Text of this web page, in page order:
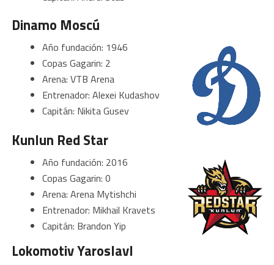
Dinamo Moscú
Año fundación: 1946
Copas Gagarin: 2
Arena: VTB Arena
Entrenador: Alexei Kudashov
Capitán: Nikita Gusev
Kunlun Red Star
Año fundación: 2016
Copas Gagarin: 0
Arena: Arena Mytishchi
Entrenador: Mikhail Kravets
Capitán: Brandon Yip
Lokomotiv Yaroslavl